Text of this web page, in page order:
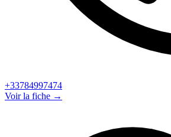
+33784997474
Voir la fiche →